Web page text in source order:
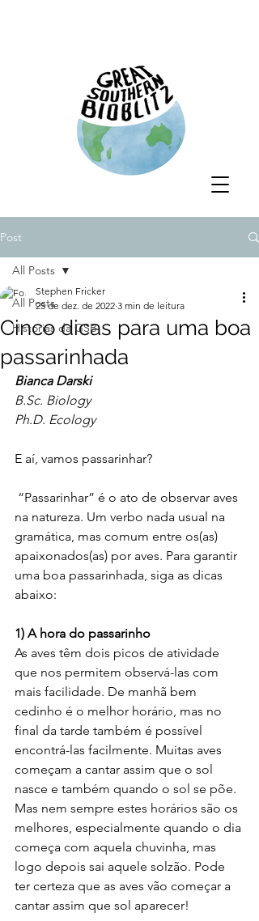
Post
All Posts
Histórias da GSB
All Posts
Cinco dicas para uma boa
passarinhada
Stephen Fricker
25 de dez. de 2022 3 min de leitura
Bianca Darski
B.Sc. Biology
Ph.D. Ecology
E aí, vamos passarinhar?
na natureza. Um verbo nada usual na
gramática, mas comum entre os(as)
apaixonados(as) por aves. Para garantir
uma boa passarinhada, siga as dicas
abaixo:
1) A hora do passarinho
As aves têm dois picos de atividade
que nos permitem observá-las com
mais facilidade. De manhã bem
cedinho é o melhor horário, mas no
final da tarde também é possível
encontrá-las facilmente. Muitas aves
começam a cantar assim que o sol
nasce e também quando o sol se põe.
Mas nem sempre estes horários são os
melhores, especialmente quando o dia
começa com aquela chuvinha, mas
logo depois sai aquele solzão. Pode
ter certeza que as aves vão começar a
cantar assim que sol aparecer!